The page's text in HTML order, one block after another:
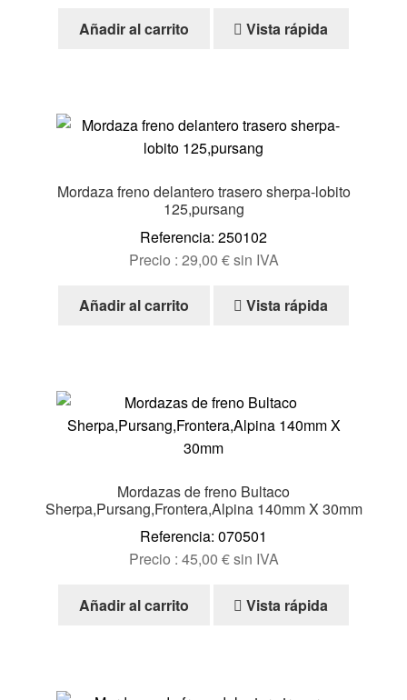
Añadir al carrito Vista rápida
Mordaza freno delantero trasero sherpa-lobito
125,pursang
Referencia: 250102
Precio : 29,00 €sin IVA
Añadir al carrito Vista rápida
Mordazas de freno Bultaco
Sherpa,Pursang,Frontera,Alpina 140mm X 30mm
Referencia: 070501
Precio : 45,00 €sin IVA
Añadir al carrito Vista rápida